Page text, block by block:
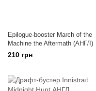
Epilogue-booster March of the
Machine the Aftermath (АНГЛ)
210 грн